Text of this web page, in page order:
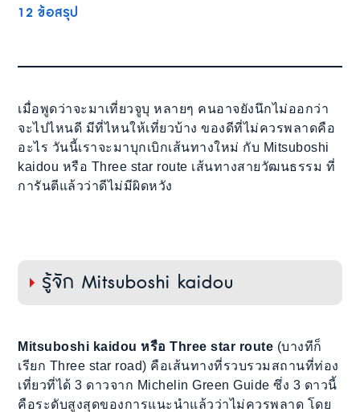
12 ข้อสรุป
เมื่อพูดว่าจะมาเที่ยวจูบุ หลายๆ คนอาจยังนึกไม่ออกว่า
จะไปไหนดี มีที่ไหนให้เที่ยวบ้าง ของดีที่ไม่ควรพลาดคือ
อะไร วันนี้เราจะมาบุกเบิกเส้นทางใหม่ กับ Mitsuboshi
kaidou หรือ Three star route เส้นทางสายวัฒนธรรม ที่
การันตีแล้วว่าดีไม่มีผิดหวัง
รู้จัก Mitsuboshi kaidou
Mitsuboshi kaidou หรือ Three star route (บางทีก็
เรียก Three star road) คือเส้นทางที่รวบรวมสถานที่ท่อง
เที่ยวที่ได้ 3 ดาวจาก Michelin Green Guide ซึ่ง 3 ดาวนี้
คือระดับสูงสุดของการแนะนำแล้วว่าไม่ควรพลาด โดย